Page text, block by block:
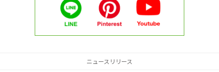
ニュースリリース